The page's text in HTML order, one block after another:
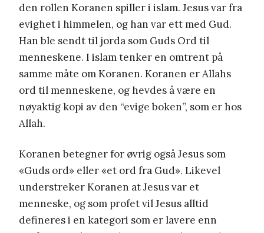
den rollen Koranen spiller i islam. Jesus var fra
evighet i himmelen, og han var ett med Gud.
Han ble sendt til jorda som Guds Ord til
menneskene. I islam tenker en omtrent på
samme måte om Koranen. Koranen er Allahs
ord til menneskene, og hevdes å være en
nøyaktig kopi av den “evige boken”, som er hos
Allah.
Koranen betegner for øvrig også Jesus som
«Guds ord» eller «et ord fra Gud». Likevel
understreker Koranen at Jesus var et
menneske, og som profet vil Jesus alltid
defineres i en kategori som er lavere enn